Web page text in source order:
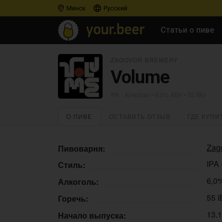
Минск Русский
Статьи о пиве
Volume
О ПИВЕ
Пивоварня:
Стиль:
IPA
Алкоголь:
Горечь:
55
Начало выпуска: